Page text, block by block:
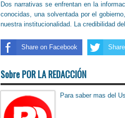
Dos narrativas se enfrentan en la
conocidas, una solventada por el
nuestra institucionalidad. La credibilidad
Share on Facebook
Sobre POR LA REDACCIÓN
Para saber mas del